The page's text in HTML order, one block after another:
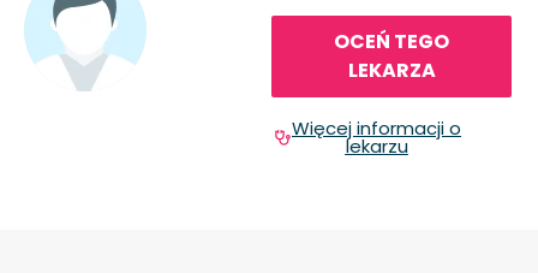
OCEŃ TEGO
LEKARZA
Więcej informacji o
lekarzu